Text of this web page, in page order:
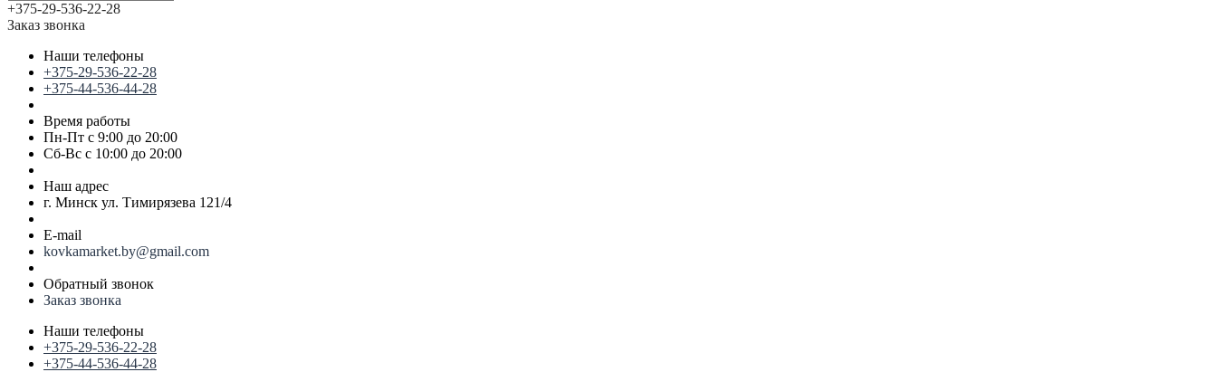
+375-29-536-22-28
Заказ звонка
Наши телефоны
+375-29-536-22-28
+375-44-536-44-28
Время работы
Пн-Пт с 9:00 до 20:00
Сб-Вс с 10:00 до 20:00
Наш адрес
г. Минск ул. Тимирязева 121/4
E-mail
kovkamarket.by@gmail.com
Обратный звонок
Заказ звонка
Наши телефоны
+375-29-536-22-28
+375-44-536-44-28